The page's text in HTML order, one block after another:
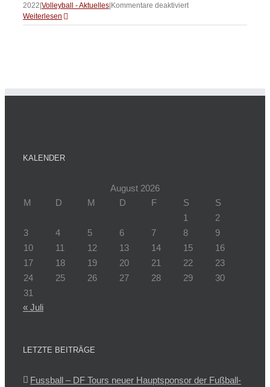
2022 Volleyball - Aktuelles Kommentare deaktiviertfür
–
Weiterlesen
KALENDER
August 2026
M
D M D F S
S
1
2
3
4 5 6 7 8
9
10
11 12 13 14 15
16
17
18 19 20 21 22
23
24
25 26 27 28 29
30
31
« Juli
LETZTE BEITRÄGE
Fussball – DF Tours neuer Hauptsponsor der Fußball-